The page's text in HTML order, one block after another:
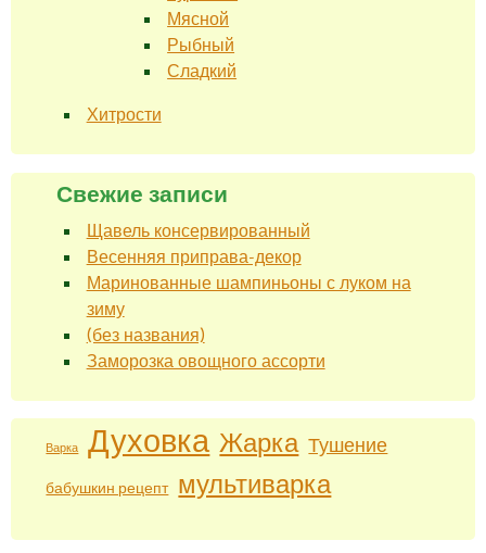
Мясной
Рыбный
Сладкий
Хитрости
Свежие записи
Щавель консервированный
Весенняя приправа-декор
Маринованные шампиньоны с луком на
зиму
(без названия)
Заморозка овощного ассорти
Варка Духовка Жарка Тушение
бабушкин рецепт мультиварка